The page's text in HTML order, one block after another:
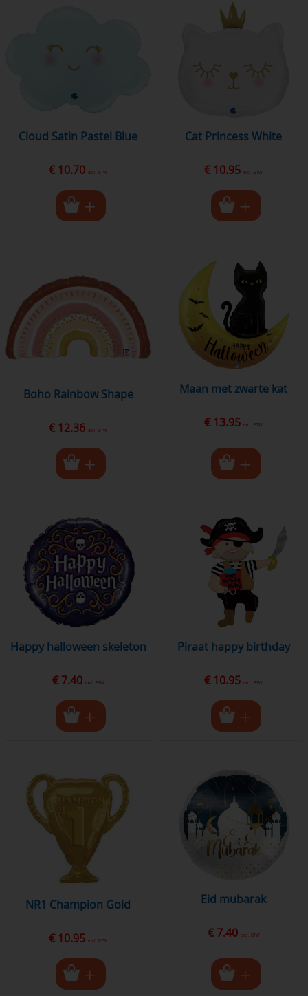
Cloud Satin Pastel Blue
€ 10.70 excl. BTW
Cat Princess White
€ 10.95 excl. BTW
Boho Rainbow Shape
€ 12.36 excl. BTW
maan met zwarte kat
€ 13.95 excl. BTW
happy halloween skeleton
€ 7.40 excl. BTW
piraat happy birthday
€ 10.95 excl. BTW
NR1 Champion Gold
€ 10.95 excl. BTW
eid mubarak
€ 7.40 excl. BTW